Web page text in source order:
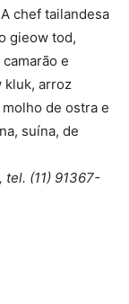
chef tailandesa
gieow tod,
e
kluk, arroz
de ostra e
suína, de
tel. (11) 91367-